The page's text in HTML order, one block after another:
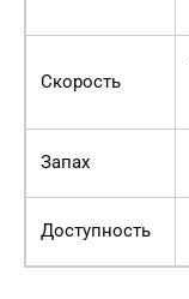
Скорость
Запах
Доступность